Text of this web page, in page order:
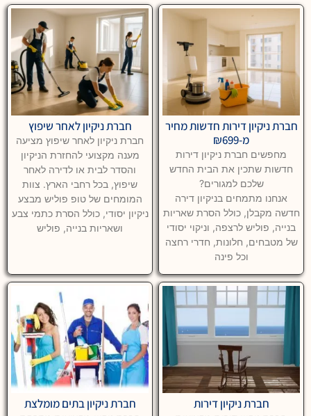
חברת ניקיון דירות חדשות מחיר
מ-₪699
מחפשים חברת ניקיון דירות
חדשות שתכין את הבית החדש
שלכם למגורים?
אנחנו מתמחים בניקיון דירה
חדשה מקבלן, כולל הסרת שאריות
בנייה, פוליש לרצפה, וניקוי יסודי
של מטבחים, חלונות, חדרי רחצה
וכל פינה
חברת ניקיון לאחר שיפוץ
חברת ניקיון לאחר שיפוץ מציעה
מענה מקצועי להחזרת הניקיון
והסדר לבית או לדירה לאחר
שיפוץ, בכל רחבי הארץ. צוות
המומחים של טופ פוליש מבצע
ניקיון יסודי, כולל הסרת כתמי צבע
ושאריות בנייה, פוליש
חברת ניקיון דירות חברת ניקיון בתים מומלצת